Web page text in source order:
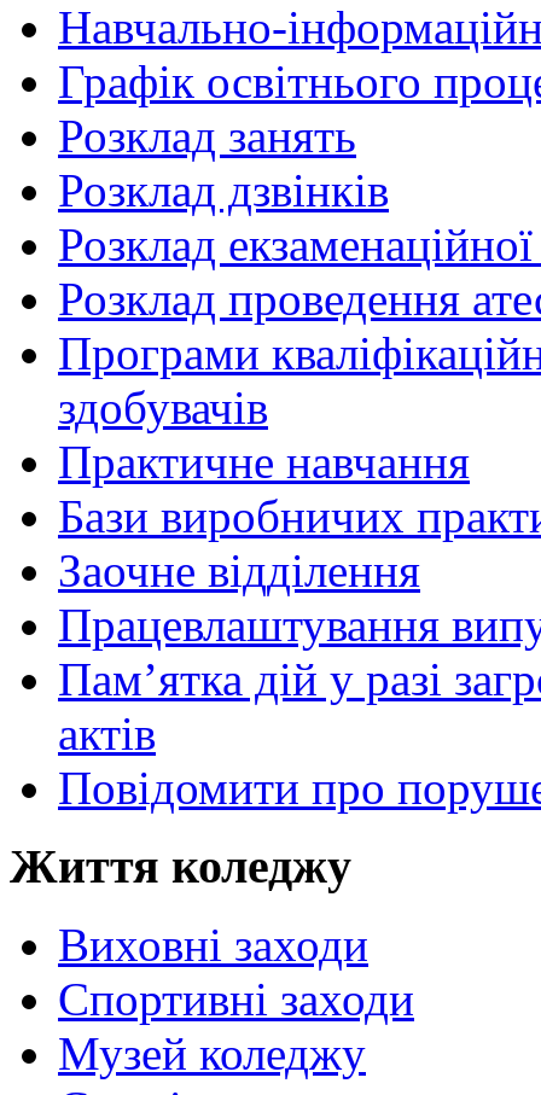
Навчально-
Графік освітнього
Розклад занять
Розклад дзвінків
Розклад екзаменаційної
Розклад проведення
Програми
здобувачів
Практичне навчання
Бази виробничих
Заочне відділення
Працевлаштування
Пам’ятка дій у разі
актів
Повідомити про
Життя коледжу
Виховні заходи
Спортивні заходи
Музей коледжу